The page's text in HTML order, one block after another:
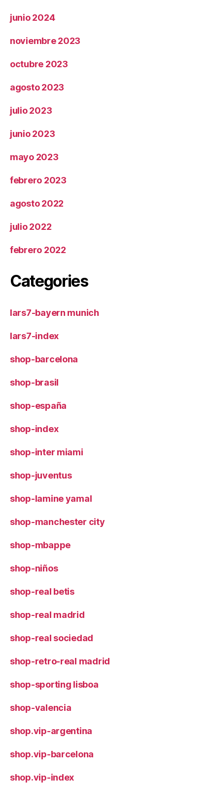
junio 2024
noviembre 2023
octubre 2023
agosto 2023
julio 2023
junio 2023
mayo 2023
febrero 2023
agosto 2022
julio 2022
febrero 2022
Categories
lars7-bayern munich
lars7-index
shop-barcelona
shop-brasil
shop-españa
shop-index
shop-inter miami
shop-juventus
shop-lamine yamal
shop-manchester city
shop-mbappe
shop-niños
shop-real betis
shop-real madrid
shop-real sociedad
shop-retro-real madrid
shop-sporting lisboa
shop-valencia
shop.vip-argentina
shop.vip-barcelona
shop.vip-index